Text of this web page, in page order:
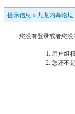
提示信息 » 九龙内幕论
您没有登录或者您
用户组
您还不